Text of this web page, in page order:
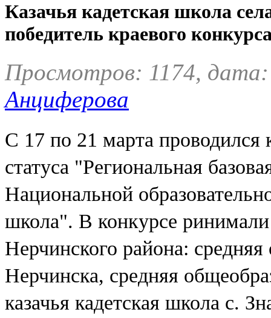
Казачья кадетская школа
победитель краевого
Просмотров: 1174,
Анциферова
С 17 по 21 марта проводился
статуса "Региональная
Национальной
школа". В конкурсе
Нерчинского района:
Нерчинска, средняя
казачья кадетская школа с.